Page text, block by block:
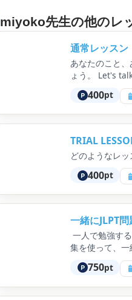
miyoko先生の他のレ
通常レッス
あなたのこと
ょう。 Let's
아하는 주제로
400pt
TRIAL
どのようなレ
400pt
一緒にJLPT
一人で勉強す
集を使って、
（kanji)。問
750pt